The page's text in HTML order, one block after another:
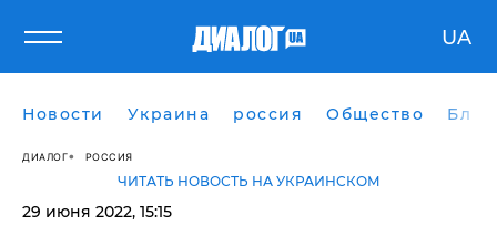
UA
Новости Украина россия Общество
ДИАЛОГ РОССИЯ
ЧИТАТЬ НОВОСТЬ НА УКРАИНСКОМ
29 июня 2022, 15:15